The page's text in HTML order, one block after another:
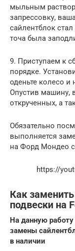
мыльным
запрессовку,
сайлентблок
точа была
9. Приступаем к
порядке.
оденьте колесо и
Опустив машину,
открученных, а
Обязательно
выполняется
на Форд Мондео
https://
Как
подвески на
На данную
замены
в наличии